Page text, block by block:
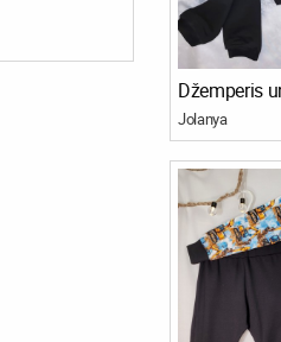
Jolanya